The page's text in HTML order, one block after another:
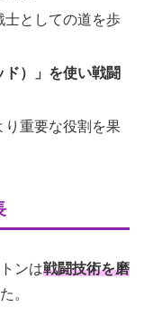
士としての道を歩
ド）」を使い戦闘
り重要な役割を果
ンは戦闘技術を磨
。